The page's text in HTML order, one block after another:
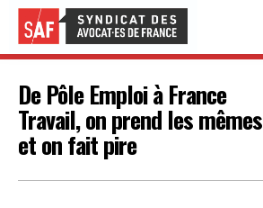
De Pôle Emploi à France
Travail, on prend les mêmes
et on fait pire